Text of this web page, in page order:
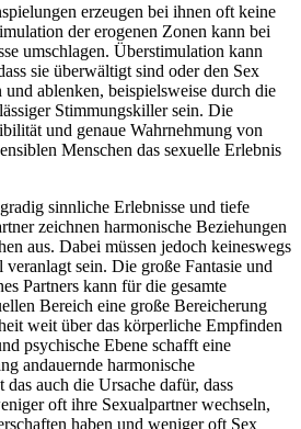
erzeugen bei ihnen oft keine
der erogenen Zonen kann bei
umschlagen. Überstimulation kann
sie überwältigt sind oder den Sex
und ablenken, beispielsweise durch die
Stimmungskiller sein. Die
und genaue Wahrnehmung von
Menschen das sexuelle Erlebnis
sinnliche Erlebnisse und tiefe
zeichnen harmonische Beziehungen
aus. Dabei müssen jedoch keineswegs
veranlagt sein. Die große Fantasie und
Partners kann für die gesamte
Bereich eine große Bereicherung
weit über das körperliche Empfinden
psychische Ebene schafft eine
andauernde harmonische
auch die Ursache dafür, dass
oft ihre Sexualpartner wechseln,
haben und weniger oft Sex